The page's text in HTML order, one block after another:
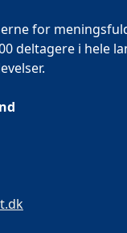
for
deltagere i hele